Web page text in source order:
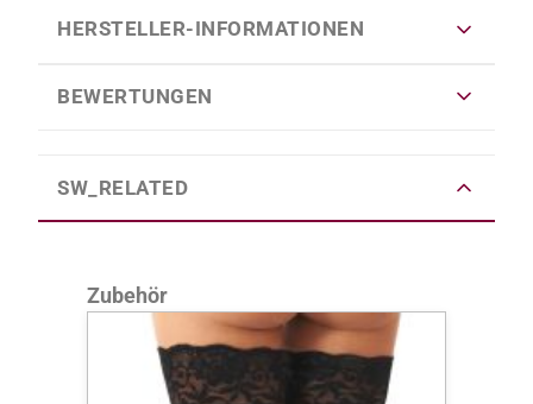
HERSTELLER-INFORMATIONEN
BEWERTUNGEN
SW_RELATED
Produktgalerie überspringen
Zubehör